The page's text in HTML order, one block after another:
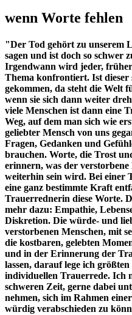
wenn Worte fehlen
"Der Tod gehört zu unserem
sagen und ist doch so schwer
Irgendwann wird jeder,
Thema konfrontiert. Ist dieser
gekommen, da steht die Welt
wenn sie sich dann weiter
viele Menschen ist dann eine
Weg, auf dem man sich wie
geliebter Mensch von uns
Fragen, Gedanken und
brauchen. Worte, die Trost
erinnern, was der
weiterhin sein wird. Bei einer
eine ganz bestimmte Kraft
Trauerrednerin diese Worte.
mehr dazu: Empathie,
Diskretion. Die würde- und
verstorbenen Menschen, mit
die kostbaren, gelebten
und in der Erinnerung der
lassen, darauf lege ich
individuellen Trauerrede. Ich
schweren Zeit, gerne dabei
nehmen, sich im Rahmen
würdig verabschieden zu